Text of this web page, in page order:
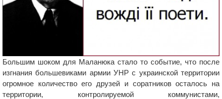
Большим шоком для Маланюка стало то событие, что после
изгнания большевиками армии УНР с украинской территории
огромное количество его друзей и соратников осталось на
территории, контролируемой коммунистами,